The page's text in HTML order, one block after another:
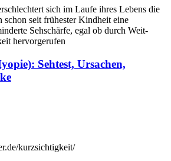
sich im Laufe ihres Lebens die
schon seit frühester Kindheit eine
Sehschärfe, egal ob durch Weit-
hervorgerufen
Sehtest, Ursachen,
kurzsichtigkeit/